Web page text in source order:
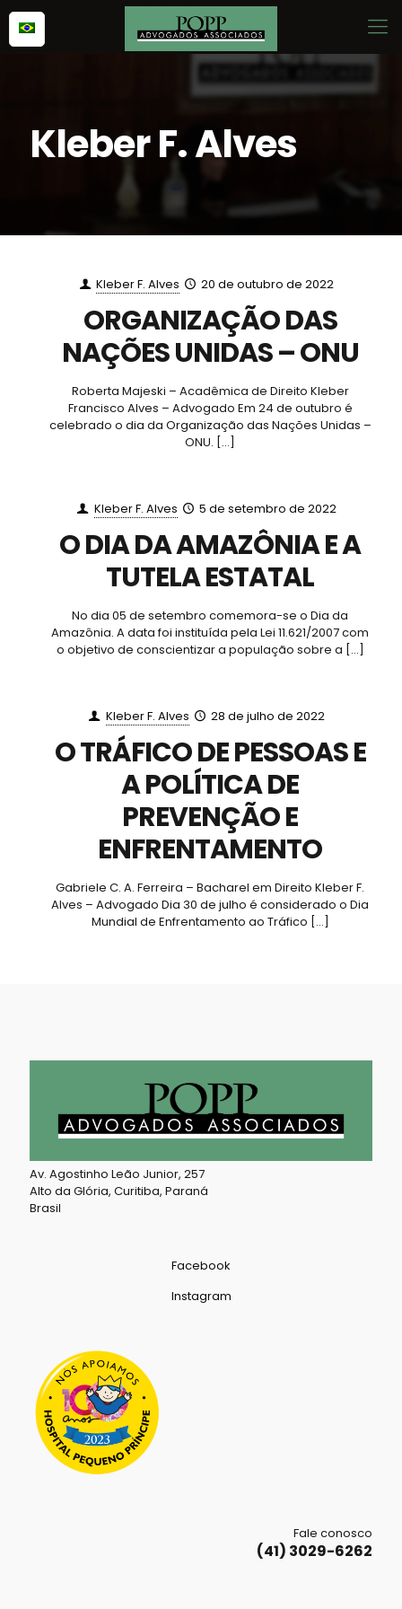
Kleber F. Alves
Kleber F. Alves 20 de outubro de 2022
ORGANIZAÇÃO DAS
NAÇÕES UNIDAS – ONU
Roberta Majeski – Acadêmica de Direito Kleber
Francisco Alves – Advogado Em 24 de outubro é
celebrado o dia da Organização das Nações Unidas –
ONU. […]
Kleber F. Alves 5 de setembro de 2022
O DIA DA AMAZÔNIA E A
TUTELA ESTATAL
No dia 05 de setembro comemora-se o Dia da
Amazônia. A data foi instituída pela Lei 11.621/2007 com
o objetivo de conscientizar a população sobre a […]
Kleber F. Alves 28 de julho de 2022
O TRÁFICO DE PESSOAS E
A POLÍTICA DE
PREVENÇÃO E
ENFRENTAMENTO
Gabriele C. A. Ferreira – Bacharel em Direito Kleber F.
Alves – Advogado Dia 30 de julho é considerado o Dia
Mundial de Enfrentamento ao Tráfico […]
Av. Agostinho Leão Junior, 257
Alto da Glória, Curitiba, Paraná
Brasil
Facebook
Instagram
Fale conosco
(41) 3029-6262